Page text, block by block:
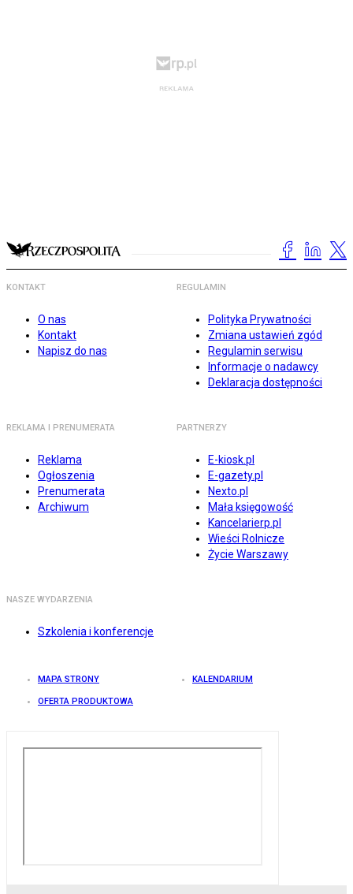
KONTAKT
O nas
Kontakt
Napisz do nas
REGULAMIN
Polityka Prywatności
Zmiana ustawień zgód
Regulamin serwisu
Informacje o nadawcy
Deklaracja dostępności
REKLAMA I PRENUMERATA
Reklama
Ogłoszenia
Prenumerata
Archiwum
PARTNERZY
E-kiosk.pl
E-gazety.pl
Nexto.pl
Mała księgowość
Kancelarierp.pl
Wieści Rolnicze
Życie Warszawy
NASZE WYDARZENIA
Szkolenia i konferencje
MAPA STRONY KALENDARIUM
OFERTA PRODUKTOWA